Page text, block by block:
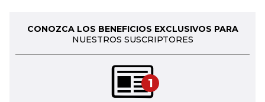
CONOZCA LOS BENEFICIOS EXCLUSIVOS PARA
NUESTROS SUSCRIPTORES
1